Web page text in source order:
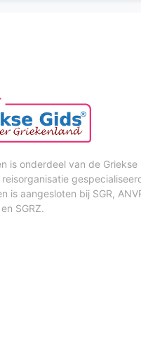
is onderdeel van de Griekse
reisorganisatie
is aangesloten bij SGR,
SGRZ.